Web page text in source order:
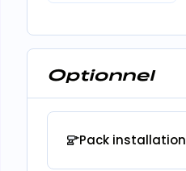
Optionnel
Pack installation